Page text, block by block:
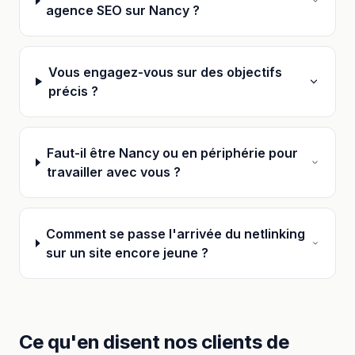
agence SEO sur Nancy ?
Vous engagez-vous sur des objectifs
précis ?
Faut-il être Nancy ou en périphérie pour
travailler avec vous ?
Comment se passe l'arrivée du netlinking
sur un site encore jeune ?
Ce qu'en disent nos clients de